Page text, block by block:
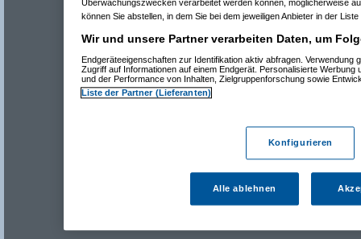
Überwachungszwecken verarbeitet werden können, möglicherweise
können Sie abstellen, in dem Sie bei dem jeweiligen Anbieter in der
Wir und unsere Partner verarbeiten Daten, um
Endgeräteeigenschaften zur Identifikation aktiv abfragen. Verwendung
Zugriff auf Informationen auf einem Endgerät. Personalisierte Werbung
und der Performance von Inhalten, Zielgruppenforschung sowie
Liste der Partner (Lieferanten)
Konfigurieren
Alle ablehnen